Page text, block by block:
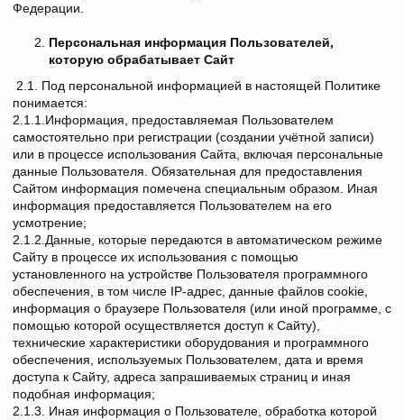
Федерации.
Персональная информация Пользователей,
которую обрабатывает Сайт
2.1. Под персональной информацией в настоящей Политике
понимается:
2.1.1.Информация, предоставляемая Пользователем
самостоятельно при регистрации (создании учётной записи)
или в процессе использования Сайта, включая персональные
данные Пользователя. Обязательная для предоставления
Сайтом информация помечена специальным образом. Иная
информация предоставляется Пользователем на его
усмотрение;
2.1.2.Данные, которые передаются в автоматическом режиме
Сайту в процессе их использования с помощью
установленного на устройстве Пользователя программного
обеспечения, в том числе IP-адрес, данные файлов cookie,
информация о браузере Пользователя (или иной программе, с
помощью которой осуществляется доступ к Сайту),
технические характеристики оборудования и программного
обеспечения, используемых Пользователем, дата и время
доступа к Сайту, адреса запрашиваемых страниц и иная
подобная информация;
2.1.3. Иная информация о Пользователе, обработка которой